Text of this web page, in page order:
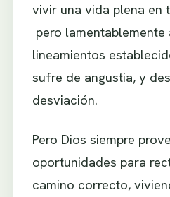
vivir una vida plena en
pero
lineamientos
sufre de angustia, y
desviación.
Pero Dios siempre
oportunidades para
camino correcto,